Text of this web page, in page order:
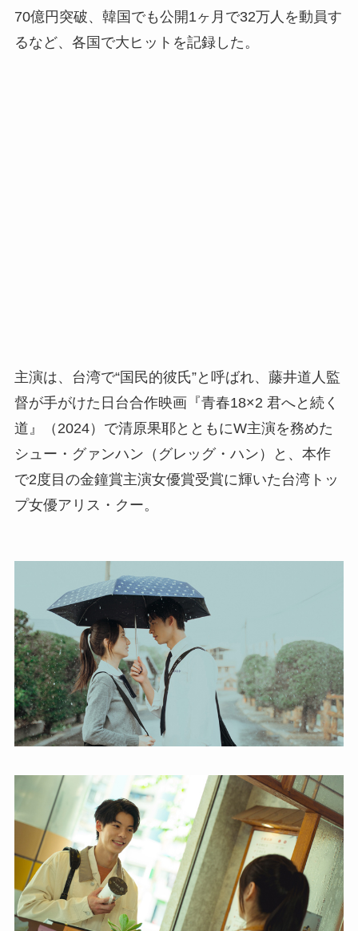
70億円突破、韓国でも公開1ヶ月で32万人を動員す
るなど、各国で大ヒットを記録した。
主演は、台湾で“国民的彼氏”と呼ばれ、藤井道人監
督が手がけた日台合作映画『青春18×2 君へと続く
道』（2024）で清原果耶とともにW主演を務めた
シュー・グァンハン（グレッグ・ハン）と、本作
で2度目の金鐘賞主演女優賞受賞に輝いた台湾トッ
プ女優アリス・クー。